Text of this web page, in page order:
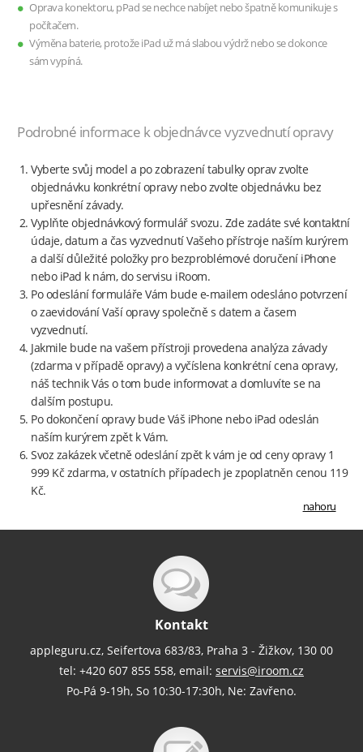
Oprava konektoru, pPad se nechce nabíjet nebo špatně komunikuje s
počítačem.
Výměna baterie, protože iPad už má slabou výdrž nebo se dokonce
sám vypíná.
Podrobné informace k objednávce vyzvednutí opravy
Vyberte svůj model a po zobrazení tabulky oprav zvolte
objednávku konkrétní opravy nebo zvolte objednávku bez
upřesnění závady.
Vyplňte objednávkový formulář svozu. Zde zadáte své kontaktní
údaje, datum a čas vyzvednutí Vašeho přístroje naším kurýrem
a další důležité položky pro bezproblémové doručení iPhone
nebo iPad k nám, do servisu iRoom.
Po odeslání formuláře Vám bude e-mailem odesláno potvrzení
o zaevidování Vaší opravy společně s datem a časem
vyzvednutí.
Jakmile bude na vašem přístroji provedena analýza závady
(zdarma v případě opravy) a vyčíslena konkrétní cena opravy,
náš technik Vás o tom bude informovat a domluvíte se na
dalším postupu.
Po dokončení opravy bude Váš iPhone nebo iPad odeslán
naším kurýrem zpět k Vám.
Svoz zakázek včetně odeslání zpět k vám je od ceny opravy 1
999 Kč zdarma, v ostatních případech je zpoplatněn cenou 119
Kč.
nahoru
Kontakt
appleguru.cz, Seifertova 683/83, Praha 3 - Žižkov, 130 00
tel: +420 607 855 558, email: servis@iroom.cz
Po-Pá 9-19h, So 10:30-17:30h, Ne: Zavřeno.